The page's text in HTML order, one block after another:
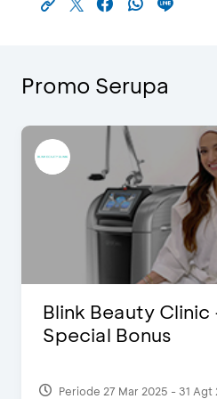
Promo Serupa
Blink Beauty
Special Bonus
Periode 27 Mar 2025 - 31 Agt